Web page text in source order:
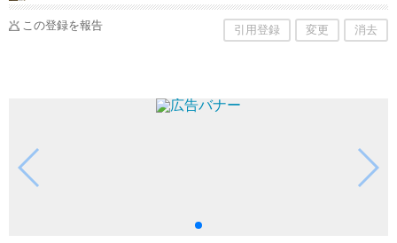
この登録を報告 引用登録 変更 消去